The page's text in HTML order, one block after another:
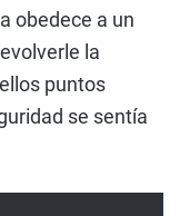
obedece a un
la
puntos
se sentía